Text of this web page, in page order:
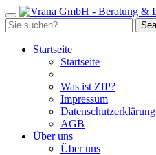
Startseite
Startseite
Was ist ZfP?
Impressum
Datenschutzerklärung
AGB
Über uns
Über uns